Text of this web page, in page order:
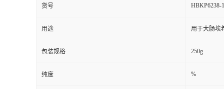
货号 HBKP6238-
用途 用于大肠埃
包装规格 250g
纯度 %